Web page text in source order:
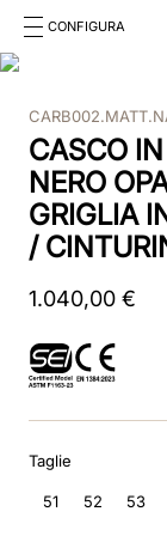
CONFIGURA
Cosa stai
1.kep cromo 2
2. kep
5.casco
CASCO
NERO
GRIGLIA
/
1.040,00 €
Taglie
51
52 53